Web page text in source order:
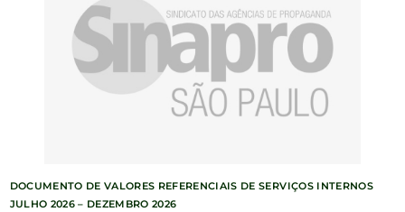
DOCUMENTO DE VALORES REFERENCIAIS DE SERVIÇOS INTERNOS
JULHO 2026 – DEZEMBRO 2026